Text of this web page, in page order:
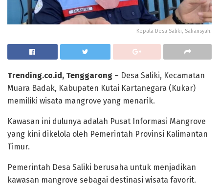
Kepala Desa Saliki, Saliansyah.
Trending.co.id, Tenggarong – Desa Saliki, Kecamatan
Muara Badak, Kabupaten Kutai Kartanegara (Kukar)
memiliki wisata mangrove yang menarik.
Kawasan ini dulunya adalah Pusat Informasi Mangrove
yang kini dikelola oleh Pemerintah Provinsi Kalimantan
Timur.
Pemerintah Desa Saliki berusaha untuk menjadikan
kawasan mangrove sebagai destinasi wisata favorit.